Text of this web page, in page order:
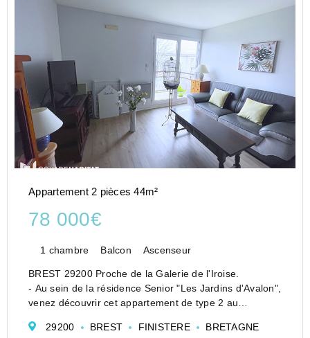
Appartement 2 pièces 44m²
78 000€
1 chambre Balcon Ascenseur
BREST 29200 Proche de la Galerie de l'Iroise.
- Au sein de la résidence Senior "Les Jardins d'Avalon",
venez découvrir cet appartement de type 2 au
Il est en parfait état et comprend une cuis...
29200 BREST FINISTERE BRETAGNE